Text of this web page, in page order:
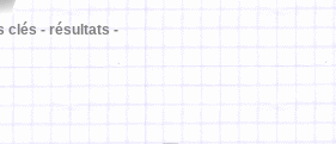
clés - résultats -